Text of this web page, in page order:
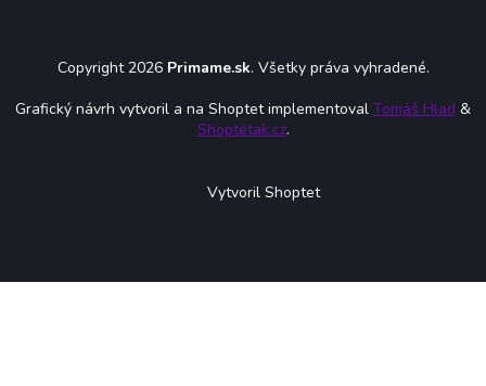
Copyright 2026 Primame.sk. Všetky práva vyhradené.
Grafický návrh vytvoril a na Shoptet implementoval Tomáš Hlad &
Shoptetak.cz.
Vytvoril Shoptet